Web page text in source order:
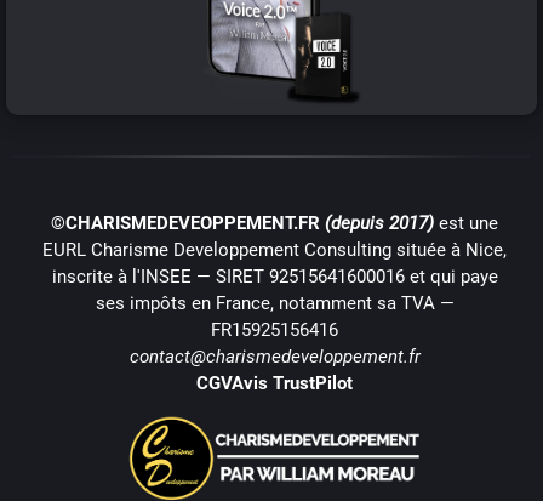
©CHARISMEDEVEOPPEMENT.FR (depuis 2017) est une
EURL Charisme Developpement Consulting située à Nice,
inscrite à l'INSEE — SIRET 92515641600016 et qui paye
ses impôts en France, notamment sa TVA —
FR15925156416
contact@charismedeveloppement.fr
CGVAvis TrustPilot